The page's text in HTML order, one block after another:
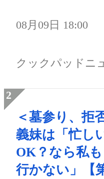
08月09日 18:00
クックパッドニ
＜墓参り、拒
義妹は「忙し
OK？なら私
行かない」【